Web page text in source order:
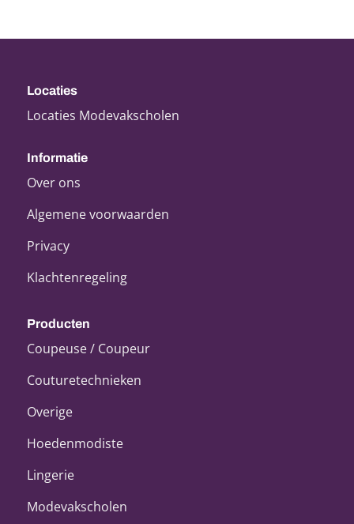
Locaties
Locaties Modevakscholen
Informatie
Over ons
Algemene voorwaarden
Privacy
Klachtenregeling
Producten
Coupeuse / Coupeur
Couturetechnieken
Overige
Hoedenmodiste
Lingerie
Modevakscholen